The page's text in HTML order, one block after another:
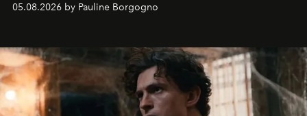
05.08.2026 by Pauline Borgogno